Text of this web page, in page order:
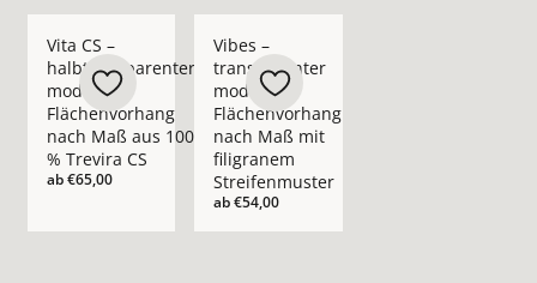
Vita CS –
halbtransparenter
moderner
Flächenvorhang
nach Maß aus 100
% Trevira CS
ab€65,00
Vibes –
transparenter
moderner
Flächenvorhang
nach Maß mit
filigranem
Streifenmuster
ab€54,00